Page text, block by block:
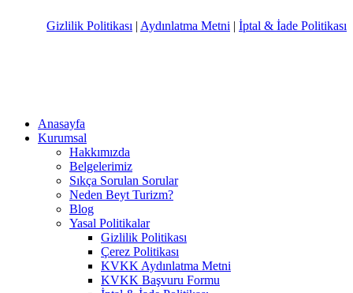
Gizlilik Politikası | Aydınlatma Metni | İptal & İade Politikası
Anasayfa
Kurumsal
Hakkımızda
Belgelerimiz
Sıkça Sorulan Sorular
Neden Beyt Turizm?
Blog
Yasal Politikalar
Gizlilik Politikası
Çerez Politikası
KVKK Aydınlatma Metni
KVKK Başvuru Formu